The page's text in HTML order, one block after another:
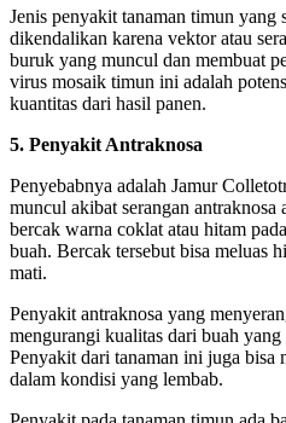
Jenis penyakit tanaman timun
dikendalikan karena vektor atau
buruk yang muncul dan membuat
virus mosaik timun ini adalah
kuantitas dari hasil panen.
5. Penyakit Antraknosa
Penyebabnya adalah Jamur
muncul akibat serangan antraknosa
bercak warna coklat atau hitam
buah. Bercak tersebut bisa meluas
mati.
Penyakit antraknosa yang
mengurangi kualitas dari buah
Penyakit dari tanaman ini juga bisa
dalam kondisi yang lembab.